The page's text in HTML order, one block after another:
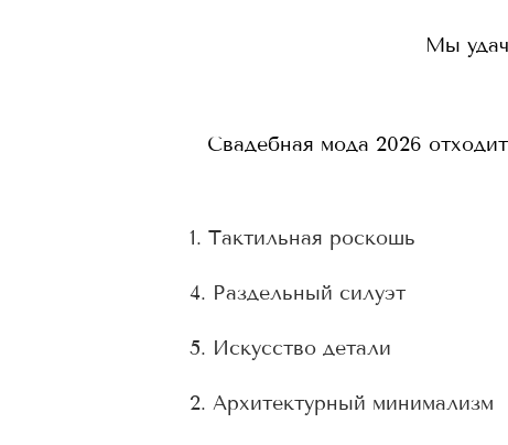
Мы
Свадебная мода 2026
1. Тактильная роскошь
4. Раздельный силуэт
5. Искусство детали
2. Архитектурный минимализм